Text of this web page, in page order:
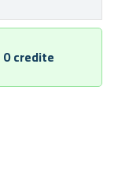
0 credite